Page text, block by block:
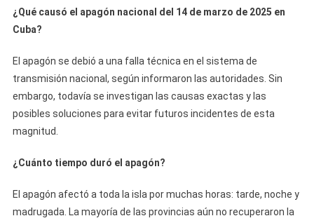
¿Qué causó el apagón nacional del 14 de marzo de 2025 en
Cuba?
El apagón se debió a una falla técnica en el sistema de
transmisión nacional, según informaron las autoridades. Sin
embargo, todavía se investigan las causas exactas y las
posibles soluciones para evitar futuros incidentes de esta
magnitud.
¿Cuánto tiempo duró el apagón?
El apagón afectó a toda la isla por muchas horas: tarde, noche y
madrugada. La mayoría de las provincias aún no recuperaron la